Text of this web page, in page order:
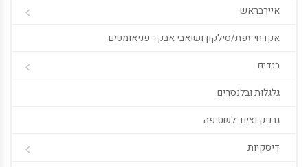
איירבראש
אקדחי זפת/סילקון ושואבי אבק - פניאומטים
בנדים
גלגלות ובלנסרים
גרניק וציוד לשטיפה
דיסקיות